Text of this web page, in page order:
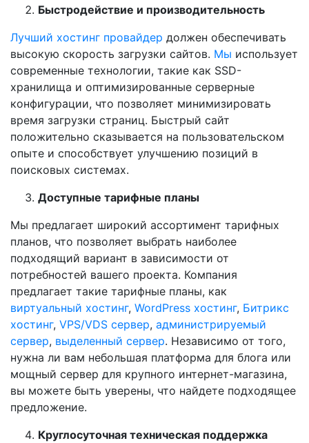
Быстродействие и производительность
Лучший хостинг провайдер должен обеспечивать
высокую скорость загрузки сайтов. Мы использует
современные технологии, такие как SSD-
хранилища и оптимизированные серверные
конфигурации, что позволяет минимизировать
время загрузки страниц. Быстрый сайт
положительно сказывается на пользовательском
опыте и способствует улучшению позиций в
поисковых системах.
Доступные тарифные планы
Мы предлагает широкий ассортимент тарифных
планов, что позволяет выбрать наиболее
подходящий вариант в зависимости от
потребностей вашего проекта. Компания
предлагает такие тарифные планы, как
виртуальный хостинг, WordPress хостинг, Битрикс
хостинг, VPS/VDS сервер, администрируемый
сервер, выделенный сервер. Независимо от того,
нужна ли вам небольшая платформа для блога или
мощный сервер для крупного интернет-магазина,
вы можете быть уверены, что найдете подходящее
предложение.
Круглосуточная техническая поддержка